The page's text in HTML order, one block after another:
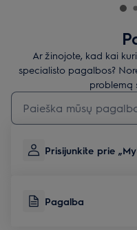
Ar žinojote, kad kai
specialisto pagalbos?
problemą
Įveskite tekstą, jei norite ieškoti
Prisijunkite prie
Pagalba